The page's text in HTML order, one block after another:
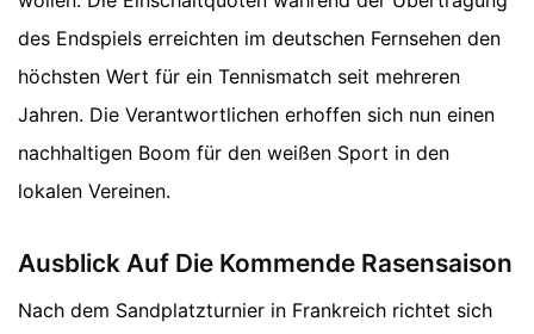
des Endspiels erreichten im deutschen Fernsehen den
höchsten Wert für ein Tennismatch seit mehreren
Jahren. Die Verantwortlichen erhoffen sich nun einen
nachhaltigen Boom für den weißen Sport in den
lokalen Vereinen.
Ausblick Auf Die Kommende Rasensaison
Nach dem Sandplatzturnier in Frankreich richtet sich